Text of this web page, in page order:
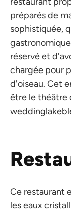
préparés de
sophistiquée,
réservé et
chargée pour
d'oiseau. Cet
être le théâtre
Ce restaurant
les eaux